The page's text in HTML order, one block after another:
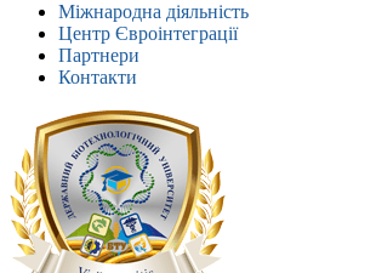
Міжнародна діяльність
Центр Євроінтеграції
Партнери
Контакти